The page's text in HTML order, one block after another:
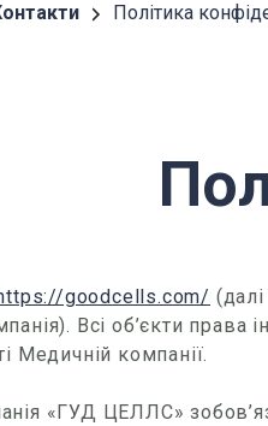
Політика
goodcells.com/
Всі об’єкти права
Медичній компанії.
«ГУД ЦЕЛЛС»